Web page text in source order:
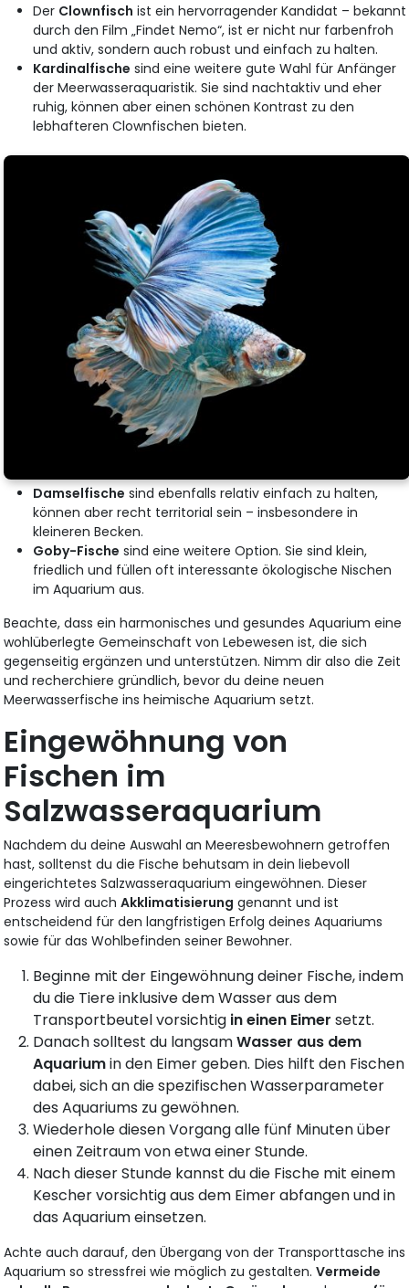
Der Clownfisch ist ein hervorragender Kandidat – bekannt
durch den Film „Findet Nemo“, ist er nicht nur farbenfroh
und aktiv, sondern auch robust und einfach zu halten.
Kardinalfische sind eine weitere gute Wahl für Anfänger
der Meerwasseraquaristik. Sie sind nachtaktiv und eher
ruhig, können aber einen schönen Kontrast zu den
lebhafteren Clownfischen bieten.
Damselfische sind ebenfalls relativ einfach zu halten,
können aber recht territorial sein – insbesondere in
kleineren Becken.
Goby-Fische sind eine weitere Option. Sie sind klein,
friedlich und füllen oft interessante ökologische Nischen
im Aquarium aus.
Beachte, dass ein harmonisches und gesundes Aquarium eine
wohlüberlegte Gemeinschaft von Lebewesen ist, die sich
gegenseitig ergänzen und unterstützen. Nimm dir also die Zeit
und recherchiere gründlich, bevor du deine neuen
Meerwasserfische ins heimische Aquarium setzt.
Eingewöhnung von
Fischen im
Salzwasseraquarium
Nachdem du deine Auswahl an Meeresbewohnern getroffen
hast, solltenst du die Fische behutsam in dein liebevoll
eingerichtetes Salzwasseraquarium eingewöhnen. Dieser
Prozess wird auchAkklimatisierung genannt und ist
entscheidend für den langfristigen Erfolg deines Aquariums
sowie für das Wohlbefinden seiner Bewohner.
Beginne mit der Eingewöhnung deiner Fische, indem
du die Tiere inklusive dem Wasser aus dem
Transportbeutel vorsichtig in einen Eimer setzt.
Danach solltest du langsamWasser aus dem
Aquariumin den Eimer geben. Dies hilft den Fischen
dabei, sich an die spezifischen Wasserparameter
des Aquariums zu gewöhnen.
Wiederhole diesen Vorgang alle fünf Minuten über
einen Zeitraum von etwa einer Stunde.
Nach dieser Stunde kannst du die Fische mit einem
Kescher vorsichtig aus dem Eimer abfangen und in
das Aquarium einsetzen.
Achte auch darauf, den Übergang von der Transporttasche ins
Aquarium so stressfrei wie möglich zu gestalten.Vermeide